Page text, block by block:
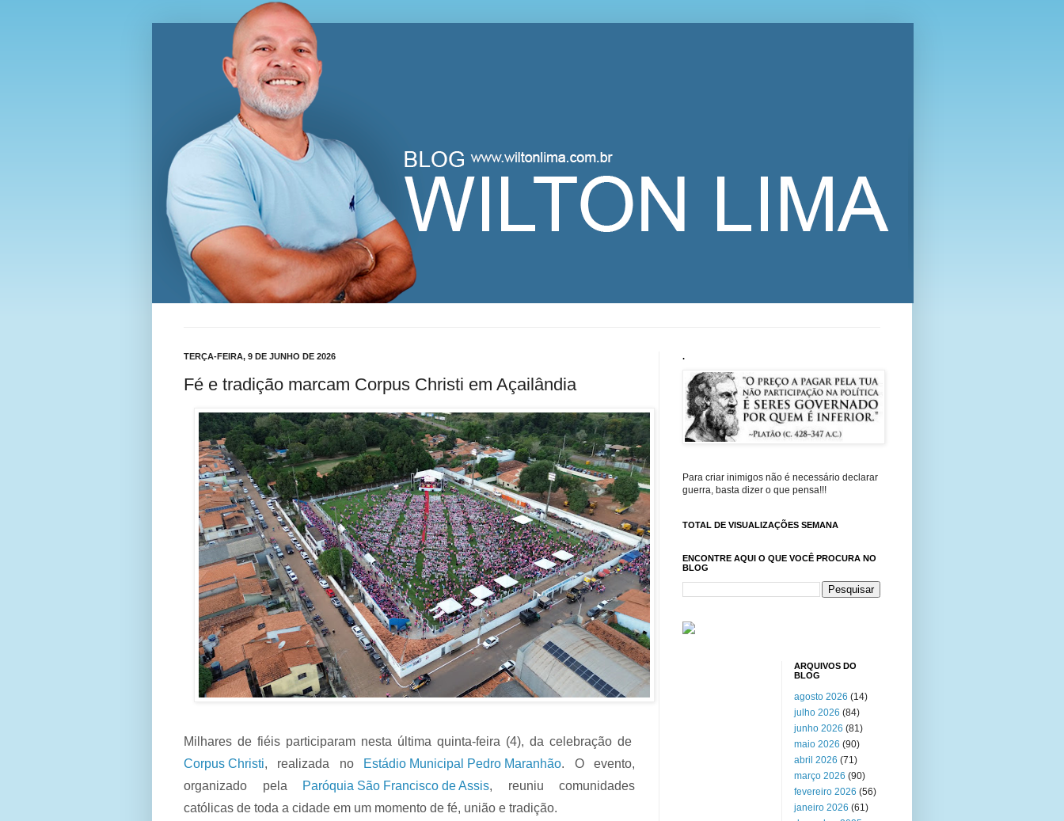
Blog Wilton Lima
TERÇA-FEIRA, 9 DE JUNHO DE 2026
Fé e tradição marcam Corpus Christi em Açailândia
Milhares de fiéis participaram nesta última quinta-feira (4), da celebração de
Corpus Christi, realizada no Estádio Municipal Pedro Maranhão. O evento,
organizado pela
Paróquia São Francisco de Assis, reuniu comunidades
católicas de toda a cidade em um momento de fé, união e tradição.
.
Para criar inimigos não é necessário declarar
guerra, basta dizer o que pensa!!!
TOTAL DE VISUALIZAÇÕES SEMANA
ENCONTRE AQUI O QUE VOCÊ PROCURA NO
BLOG
ARQUIVOS DO
BLOG
agosto 2026 (14)
julho 2026 (84)
junho 2026 (81)
maio 2026 (90)
abril 2026 (71)
março 2026 (90)
fevereiro 2026 (56)
janeiro 2026 (61)